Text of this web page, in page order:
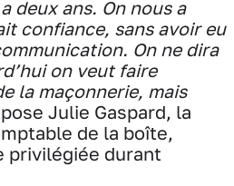
deux ans. On nous a
confiance, sans avoir eu
On ne dira
on veut faire
la maçonnerie, mais
Julie Gaspard, la
de la boîte,
privilégiée durant